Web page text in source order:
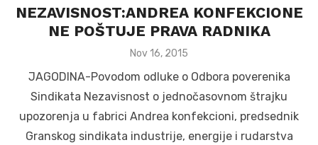
NEZAVISNOST:ANDREA KONFEKCIONE
NE POŠTUJE PRAVA RADNIKA
Posted
Nov 16, 2015
JAGODINA-Povodom odluke o Odbora poverenika
Sindikata Nezavisnost o jednočasovnom štrajku
upozorenja u fabrici Andrea konfekcioni, predsednik
Granskog sindikata industrije, energije i rudarstva